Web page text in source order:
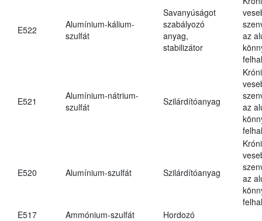
E522
Alumínium-kálium-
szulfát
Savanyúságot
szabályozó
anyag,
stabilizátor
az
E521
Alumínium-nátrium-
szulfát
Szilárdítóanyag
az
E520 Alumínium-szulfát Szilárdítóanyag
az
E517
Ammónium-szulfát Hordozó